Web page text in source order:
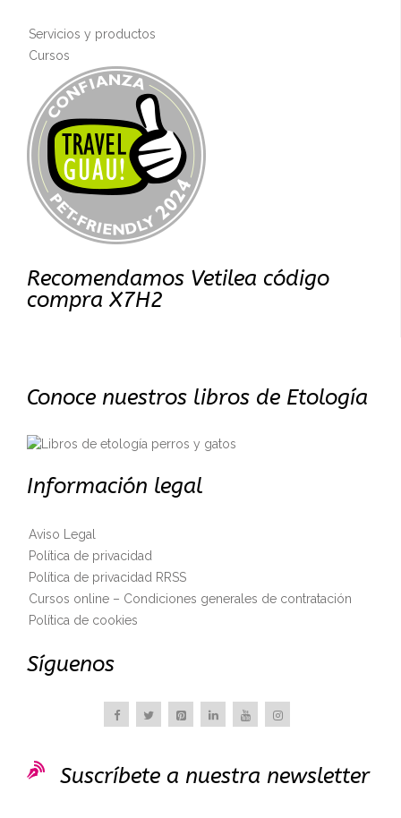
Servicios y productos
Cursos
Recomendamos Vetilea código
compra X7H2
Conoce nuestros libros de Etología
Información legal
Aviso Legal
Política de privacidad
Política de privacidad RRSS
Cursos online – Condiciones generales de contratación
Política de cookies
Síguenos
 Suscríbete a nuestra newsletter